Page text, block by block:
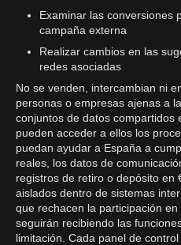
Examinar las conversiones
campaña externa
Realizar cambios en las
redes asociadas
No se venden, intercambian ni
personas o empresas ajenas a
conjuntos de datos compartidos
pueden acceder a ellos los
puedan ayudar a España a
reales, los datos de
registros de retiro o depósito en
aislados dentro de sistemas
que rechacen la participación
seguirán recibiendo las
limitación. Cada panel de